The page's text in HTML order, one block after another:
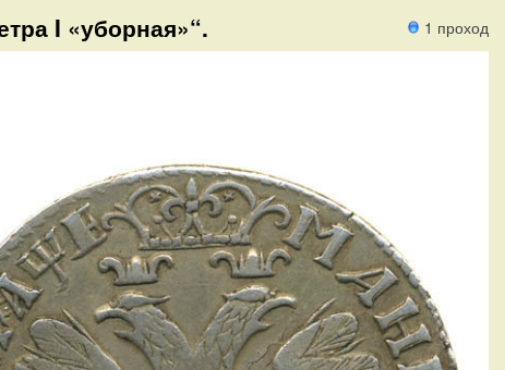
1 проход
I «уборная»“.